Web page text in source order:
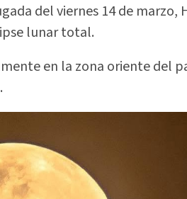
del viernes 14 de marzo,
lunar total.
en la zona oriente del